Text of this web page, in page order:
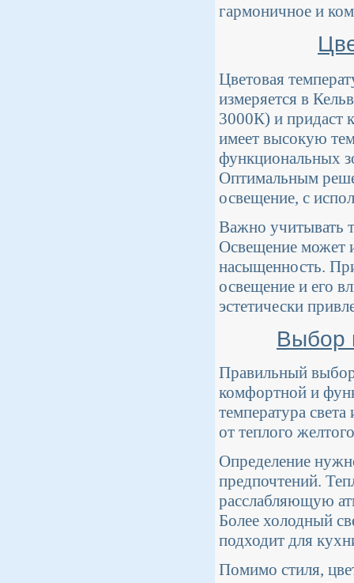
гармоничное и
Цветовая
измеряется в
3000К) и придаст
имеет высокую
функциональных
Оптимальным
освещение, с
Важно учитывать
Освещение может
насыщенность.
освещение и его
эстетически
Выбор
Правильный
комфортной и
температура
от теплого
Определение
предпочтений.
расслабляющую
Более холодный
подходит для
Помимо стиля,